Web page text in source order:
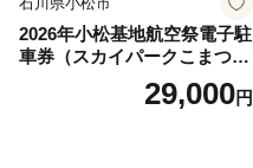
2026年小松基地航空祭電子駐
車券（スカイパークこまつ
翼） 駐車場 シャトルバスの
りばすぐ 石川県 小松市
29,000円